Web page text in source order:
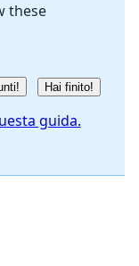
these
Hai finito!
guida.